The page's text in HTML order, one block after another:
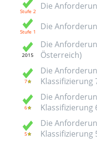
Die
Die
Die
Österreich)
Die
Klassifizierung
Die
Klassifizierung
Die
Klassifizierung